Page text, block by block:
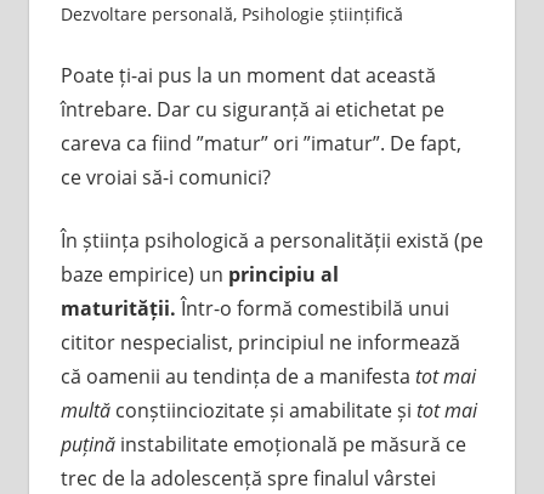
Dezvoltare personală, Psihologie științifică
Poate ți-ai pus la un moment dat această
întrebare. Dar cu siguranță ai etichetat pe
careva ca fiind ”matur” ori ”imatur”. De fapt,
ce vroiai să-i comunici?
În știința psihologică a personalității există (pe
baze empirice) un principiu al
maturității.Într-o formă comestibilă unui
cititor nespecialist, principiul ne informează
că oamenii au tendința de a manifesta tot mai
multăconștiinciozitate și amabilitate și tot mai
puținăinstabilitate emoțională pe măsură ce
trec de la adolescență spre finalul vârstei